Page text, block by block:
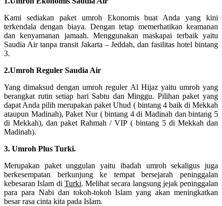
Kami sediakan paket umroh Ekonomis buat Anda yang kini
terkendala dengan biaya. Dengan tetap memerhatikan keamanan
dan kenyamanan jamaah. Menggunakan maskapai terbaik yaitu
Saudia Air tanpa transit Jakarta – Jeddah, dan fasilitas hotel bintang
3.
2.Umroh Reguler Saudia Air
Yang dimaksud dengan umroh reguler Al Hijaz yaitu umroh yang
berangkat rutin setiap hari Sabtu dan Minggu. Pilihan paket yang
dapat Anda pilih merupakan paket Uhud ( bintang 4 baik di Mekkah
ataupun Madinah), Paket Nur ( bintang 4 di Madinah dan bintang 5
di Mekkah), dan paket Rahmah / VIP ( bintang 5 di Mekkah dan
Madinah).
3. Umroh Plus Turki.
Merupakan paket unggulan yaitu ibadah umroh sekaligus juga
berkesempatan berkunjung ke tempat bersejarah peninggalan
kebesaran Islam di Turki. Melihat secara langsung jejak peninggalan
para para Nabi dan tokoh-tokoh Islam yang akan meningkatkan
besar rasa cinta kita pada Islam.